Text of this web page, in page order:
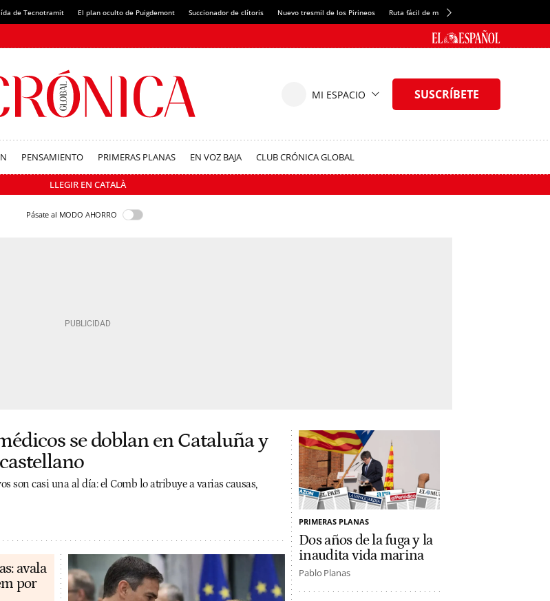
de Tecnotramit El plan oculto de Puigdemont Succionador de clítoris Nuevo tresmil de los Pirineos Ruta fácil de montaña
PENSAMIENTO PRIMERAS PLANAS EN VOZ BAJA CLUB CRÓNICA GLOBAL
LLEGIR EN CATALÀ
Pásate al MODO AHORRO
se doblan en Cataluña y
son casi una al día: el Comb lo atribuye a varias causas,
avala
por
PRIMERAS PLANAS
Dos años de la fuga y la
inaudita vida marina
Pablo Planas